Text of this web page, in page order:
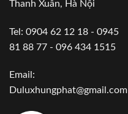
Thanh Xuân, Hà Nội
Tel: 0904 62 12 18 - 0945
81 88 77 - 096 434 1515
Email:
Duluxhungphat@gmail.com